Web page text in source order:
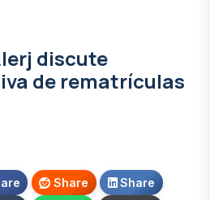
discute
de rematrículas
Share
Share